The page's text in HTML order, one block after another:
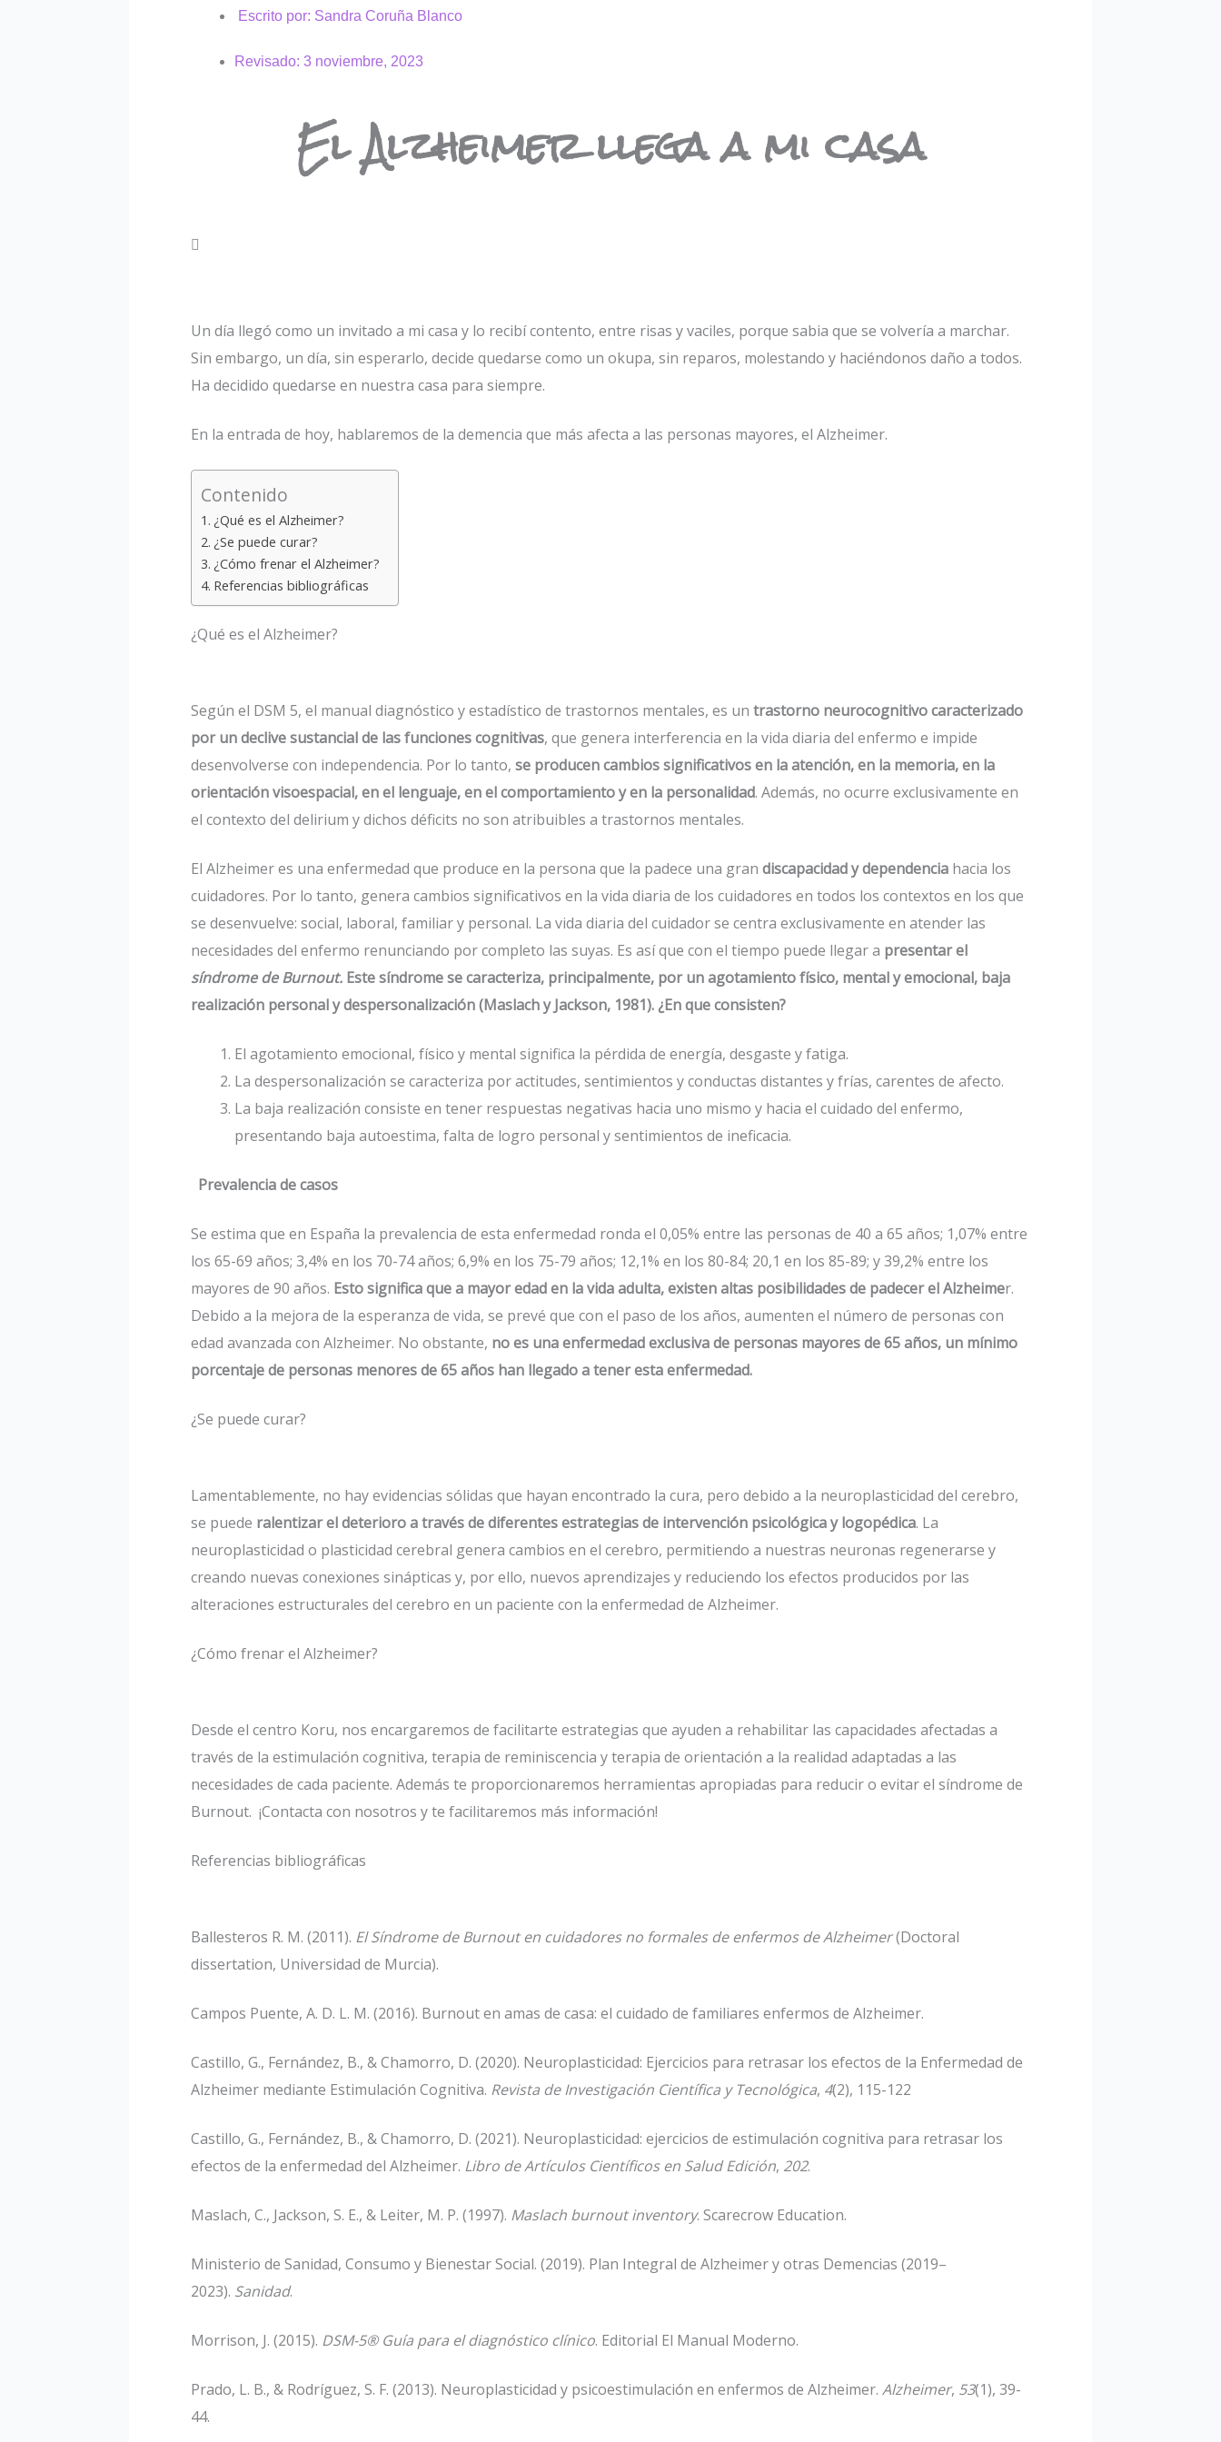
Escrito por: Sandra Coruña Blanco
Revisado: 3 noviembre, 2023
El Alzheimer llega a mi casa
Un día llegó como un invitado a mi casa y lo recibí contento, entre risas y vaciles, porque sabia que se volvería a marchar.
Sin embargo, un día, sin esperarlo, decide quedarse como un okupa, sin reparos, molestando y haciéndonos daño a todos.
Ha decidido quedarse en nuestra casa para siempre.
En la entrada de hoy, hablaremos de la demencia que más afecta a las personas mayores, el Alzheimer.
Contenido
¿Qué es el Alzheimer?
¿Se puede curar?
¿Cómo frenar el Alzheimer?
Referencias bibliográficas
¿Qué es el Alzheimer?
Según el DSM 5, el manual diagnóstico y estadístico de trastornos mentales, es un trastorno neurocognitivo caracterizado
por un declive sustancial de las funciones cognitivas, que genera interferencia en la vida diaria del enfermo e impide
desenvolverse con independencia. Por lo tanto, se producen cambios significativos en la atención, en la memoria, en la
orientación visoespacial, en el lenguaje, en el comportamiento y en la personalidad. Además, no ocurre exclusivamente en
el contexto del delirium y dichos déficits no son atribuibles a trastornos mentales.
El Alzheimer es una enfermedad que produce en la persona que la padece una gran discapacidad y dependencia hacia los
cuidadores. Por lo tanto, genera cambios significativos en la vida diaria de los cuidadores en todos los contextos en los que
se desenvuelve: social, laboral, familiar y personal. La vida diaria del cuidador se centra exclusivamente en atender las
necesidades del enfermo renunciando por completo las suyas. Es así que con el tiempo puede llegar a presentar el
síndrome de Burnout. Este síndrome se caracteriza, principalmente, por un agotamiento físico, mental y emocional, baja
realización personal y despersonalización (Maslach y Jackson, 1981). ¿En que consisten?
El agotamiento emocional, físico y mental significa la pérdida de energía, desgaste y fatiga.
La despersonalización se caracteriza por actitudes, sentimientos y conductas distantes y frías, carentes de afecto.
La baja realización consiste en tener respuestas negativas hacia uno mismo y hacia el cuidado del enfermo,
presentando baja autoestima, falta de logro personal y sentimientos de ineficacia.
Prevalencia de casos
Se estima que en España la prevalencia de esta enfermedad ronda el 0,05% entre las personas de 40 a 65 años; 1,07% entre
los 65-69 años; 3,4% en los 70-74 años; 6,9% en los 75-79 años; 12,1% en los 80-84; 20,1 en los 85-89; y 39,2% entre los
mayores de 90 años. Esto significa que a mayor edad en la vida adulta, existen altas posibilidades de padecer el Alzheimer.
Debido a la mejora de la esperanza de vida, se prevé que con el paso de los años, aumenten el número de personas con
edad avanzada con Alzheimer. No obstante, no es una enfermedad exclusiva de personas mayores de 65 años, un mínimo
porcentaje de personas menores de 65 años han llegado a tener esta enfermedad.
¿Se puede curar?
Lamentablemente, no hay evidencias sólidas que hayan encontrado la cura, pero debido a la neuroplasticidad del cerebro,
se puede ralentizar el deterioro a través de diferentes estrategias de intervención psicológica y logopédica. La
neuroplasticidad o plasticidad cerebral genera cambios en el cerebro, permitiendo a nuestras neuronas regenerarse y
creando nuevas conexiones sinápticas y, por ello, nuevos aprendizajes y reduciendo los efectos producidos por las
alteraciones estructurales del cerebro en un paciente con la enfermedad de Alzheimer.
¿Cómo frenar el Alzheimer?
Desde el centro Koru, nos encargaremos de facilitarte estrategias que ayuden a rehabilitar las capacidades afectadas a
través de la estimulación cognitiva, terapia de reminiscencia y terapia de orientación a la realidad adaptadas a las
necesidades de cada paciente. Además te proporcionaremos herramientas apropiadas para reducir o evitar el síndrome de
Burnout. ¡Contacta con nosotros y te facilitaremos más información!
Referencias bibliográficas
Ballesteros R. M. (2011). El Síndrome de Burnout en cuidadores no formales de enfermos de Alzheimer(Doctoral
dissertation, Universidad de Murcia).
Campos Puente, A. D. L. M. (2016). Burnout en amas de casa: el cuidado de familiares enfermos de Alzheimer.
Castillo, G., Fernández, B., & Chamorro, D. (2020). Neuroplasticidad: Ejercicios para retrasar los efectos de la Enfermedad de
Alzheimer mediante Estimulación Cognitiva. Revista de Investigación Científica y Tecnológica, 4(2), 115-122
Castillo, G., Fernández, B., & Chamorro, D. (2021). Neuroplasticidad: ejercicios de estimulación cognitiva para retrasar los
efectos de la enfermedad del Alzheimer. Libro de Artículos Científicos en Salud Edición, 202.
Maslach, C., Jackson, S. E., & Leiter, M. P. (1997). Maslach burnout inventory. Scarecrow Education.
Ministerio de Sanidad, Consumo y Bienestar Social. (2019). Plan Integral de Alzheimer y otras Demencias (2019–
2023). Sanidad.
Morrison, J. (2015). DSM-5® Guía para el diagnóstico clínico. Editorial El Manual Moderno.
Prado, L. B., & Rodríguez, S. F. (2013). Neuroplasticidad y psicoestimulación en enfermos de Alzheimer. Alzheimer, 53(1), 39-
44.